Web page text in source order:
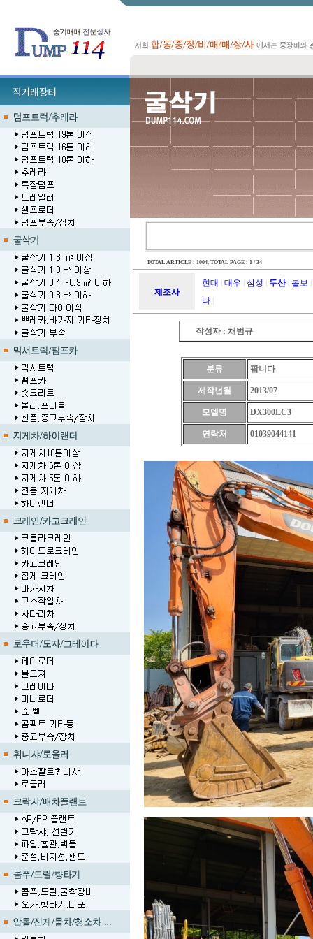
TOTAL ARTICLE : 1004, TOTAL PAGE : 1 / 34
제조사
현대 대우 삼성 두산 볼보
타
작성자 : 채범규
분류 팝니다
제작년월 2013/07
모델명 DX300LC3
연락처 01039044141